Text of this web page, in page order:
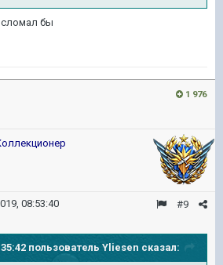
сломал бы
1 976
#9
08:53:40
пользователь Yliesen сказал: